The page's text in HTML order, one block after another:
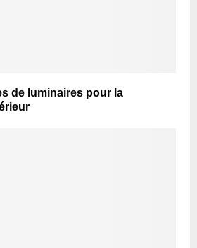
de luminaires pour la